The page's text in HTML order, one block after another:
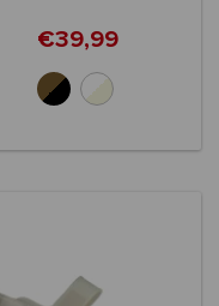
€39,99